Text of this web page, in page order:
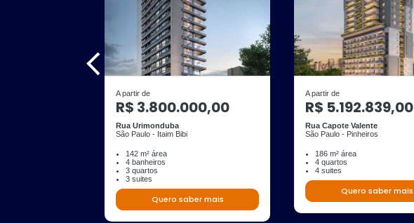
A partir de
R$ 3.800.000,00
Rua Urimonduba
São Paulo - Itaim Bibi
142 m² área
4 banheiros
3 quartos
3 suites
Quero saber mais
A partir de
R$ 5.192.839,00
Rua Capote Valente
São Paulo - Pinheiros
186 m² área
4 quartos
4 suites
Quero saber mais